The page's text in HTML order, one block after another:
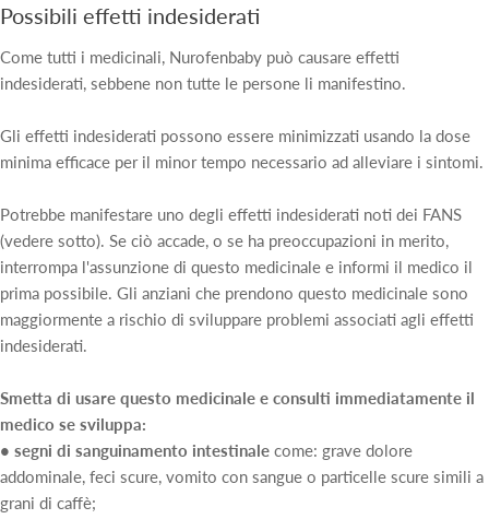
Possibili effetti indesiderati
Come tutti i medicinali, Nurofenbaby può causare effetti
indesiderati, sebbene non tutte le persone li manifestino.
Gli effetti indesiderati possono essere minimizzati usando la dose
minima efficace per il minor tempo necessario ad alleviare i sintomi.
Potrebbe manifestare uno degli effetti indesiderati noti dei FANS
(vedere sotto). Se ciò accade, o se ha preoccupazioni in merito,
interrompa l'assunzione di questo medicinale e informi il medico il
prima possibile. Gli anziani che prendono questo medicinale sono
maggiormente a rischio di sviluppare problemi associati agli effetti
indesiderati.
Smetta di usare questo medicinale e consulti immediatamente il
medico se sviluppa:
• segni di sanguinamento intestinale come: grave dolore
addominale, feci scure, vomito con sangue o particelle scure simili a
grani di caffè;